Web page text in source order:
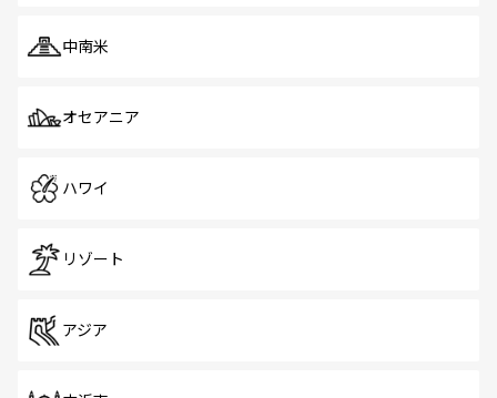
中南米
オセアニア
ハワイ
リゾート
アジア